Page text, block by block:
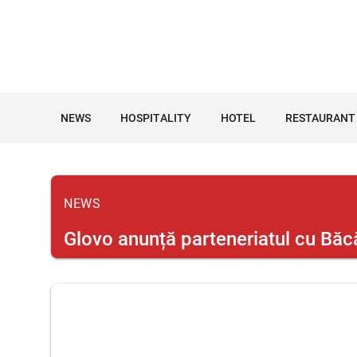
NEWS HOSPITALITY HOTEL RESTAURANT
NEWS
Glovo anunță parteneriatul cu